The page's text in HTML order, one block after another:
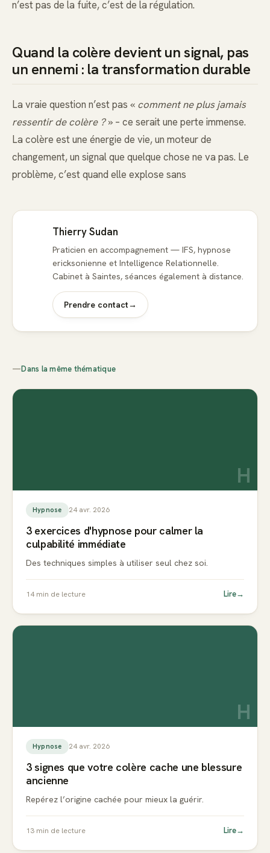
n’est pas de la fuite, c’est de la régulation.
Quand la colère devient un signal, pas
un ennemi : la transformation durable
La vraie question n’est pas « comment ne plus jamais
ressentir de colère ?» – ce serait une perte immense.
La colère est une énergie de vie, un moteur de
changement, un signal que quelque chose ne va pas. Le
problème, c’est quand elle explose sans
Thierry Sudan
Praticien en accompagnement — IFS, hypnose
ericksonienne et Intelligence Relationnelle.
Cabinet à Saintes, séances également à distance.
Prendre contact→
—Dans la même thématique
H
Hypnose 24 avr. 2026
3 exercices d'hypnose pour calmer la
culpabilité immédiate
Des techniques simples à utiliser seul chez soi.
14min de lecture Lire→
H
Hypnose 24 avr. 2026
3 signes que votre colère cache une blessure
ancienne
Repérez l’origine cachée pour mieux la guérir.
13 min de lecture Lire→